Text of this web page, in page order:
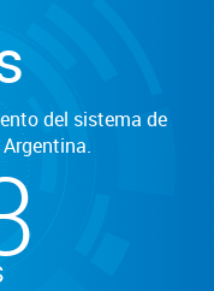
del sistema de